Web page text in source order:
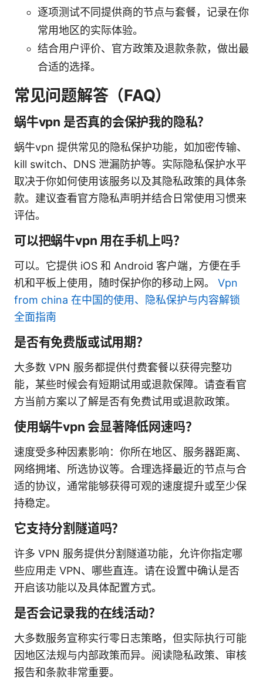
逐项测试不同提供商的节点与套餐，记录在你
常用地区的实际体验。
结合用户评价、官方政策及退款条款，做出最
合适的选择。
常见问题解答（FAQ）
蜗牛vpn 是否真的会保护我的隐私？
蜗牛vpn 提供常见的隐私保护功能，如加密传输、
kill switch、DNS 泄漏防护等。实际隐私保护水平
取决于你如何使用该服务以及其隐私政策的具体条
款。建议查看官方隐私声明并结合日常使用习惯来
评估。
可以把蜗牛vpn 用在手机上吗？
可以。它提供 iOS 和 Android 客户端，方便在手
机和平板上使用，随时保护你的移动上网。 Vpn
from china 在中国的使用、隐私保护与内容解锁
全面指南
是否有免费版或试用期？
大多数 VPN 服务都提供付费套餐以获得完整功
能，某些时候会有短期试用或退款保障。请查看官
方当前方案以了解是否有免费试用或退款政策。
使用蜗牛vpn 会显著降低网速吗？
速度受多种因素影响：你所在地区、服务器距离、
网络拥堵、所选协议等。合理选择最近的节点与合
适的协议，通常能够获得可观的速度提升或至少保
持稳定。
它支持分割隧道吗？
许多 VPN 服务提供分割隧道功能，允许你指定哪
些应用走 VPN、哪些直连。请在设置中确认是否
开启该功能以及具体配置方式。
是否会记录我的在线活动？
大多数服务宣称实行零日志策略，但实际执行可能
因地区法规与内部政策而异。阅读隐私政策、审核
报告和条款非常重要。